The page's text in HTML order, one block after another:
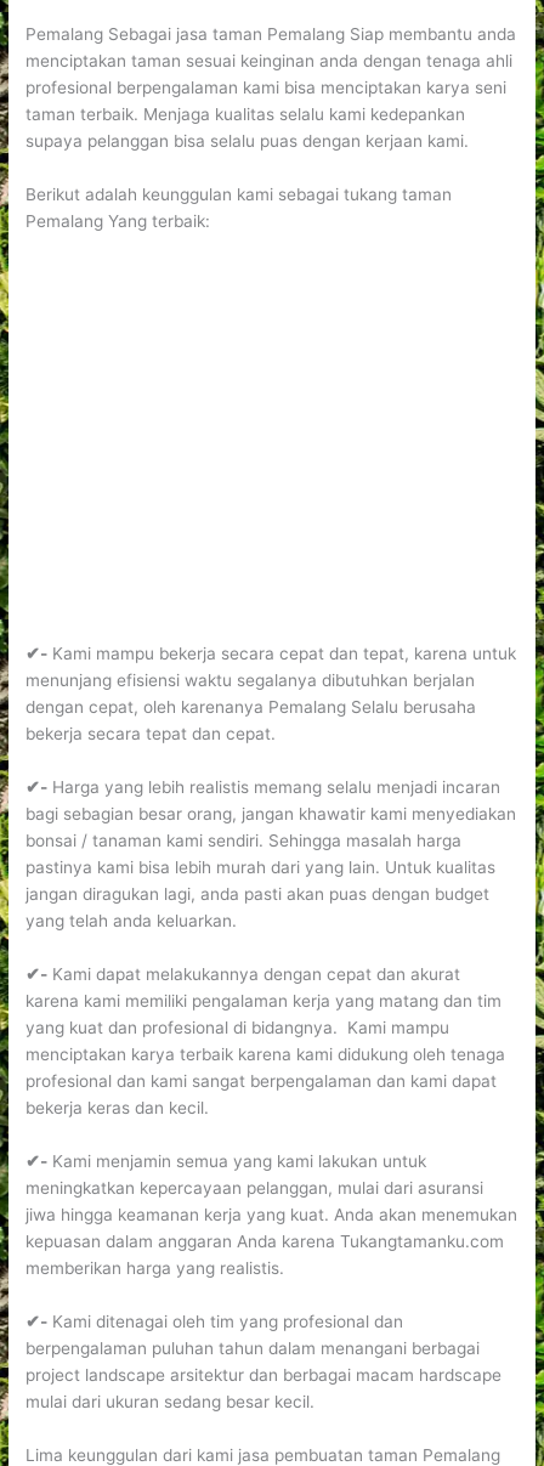
Pemalang Sebagai jasa taman Pemalang Siap membantu anda
menciptakan taman sesuai keinginan anda dengan tenaga ahli
profesional berpengalaman kami bisa menciptakan karya seni
taman terbaik. Menjaga kualitas selalu kami kedepankan
supaya pelanggan bisa selalu puas dengan kerjaan kami.
Berikut adalah keunggulan kami sebagai tukang taman
Pemalang Yang terbaik:
✔- Kami mampu bekerja secara cepat dan tepat, karena untuk
menunjang efisiensi waktu segalanya dibutuhkan berjalan
dengan cepat, oleh karenanya Pemalang Selalu berusaha
bekerja secara tepat dan cepat.
✔- Harga yang lebih realistis memang selalu menjadi incaran
bagi sebagian besar orang, jangan khawatir kami menyediakan
bonsai / tanaman kami sendiri. Sehingga masalah harga
pastinya kami bisa lebih murah dari yang lain. Untuk kualitas
jangan diragukan lagi, anda pasti akan puas dengan budget
yang telah anda keluarkan.
✔- Kami dapat melakukannya dengan cepat dan akurat
karena kami memiliki pengalaman kerja yang matang dan tim
yang kuat dan profesional di bidangnya. Kami mampu
menciptakan karya terbaik karena kami didukung oleh tenaga
profesional dan kami sangat berpengalaman dan kami dapat
bekerja keras dan kecil.
✔- Kami menjamin semua yang kami lakukan untuk
meningkatkan kepercayaan pelanggan, mulai dari asuransi
jiwa hingga keamanan kerja yang kuat. Anda akan menemukan
kepuasan dalam anggaran Anda karena Tukangtamanku.com
memberikan harga yang realistis.
✔- Kami ditenagai oleh tim yang profesional dan
berpengalaman puluhan tahun dalam menangani berbagai
project landscape arsitektur dan berbagai macam hardscape
mulai dari ukuran sedang besar kecil.
Lima keunggulan dari kami jasa pembuatan taman Pemalang